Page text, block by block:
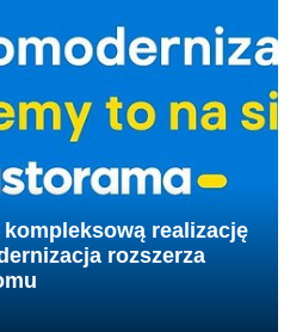
realizację
rozszerza